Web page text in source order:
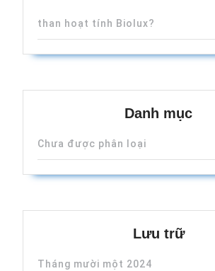
than hoạt tính Biolux?
Danh mục
Chưa được phân loại
Lưu trữ
Tháng mười một 2024